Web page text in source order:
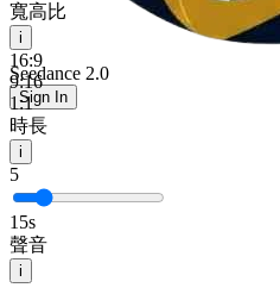
Seedance 2.0
Sign In
寬高比
i
16:9
9:16
1:1
時長
i
5
15s
聲音
i